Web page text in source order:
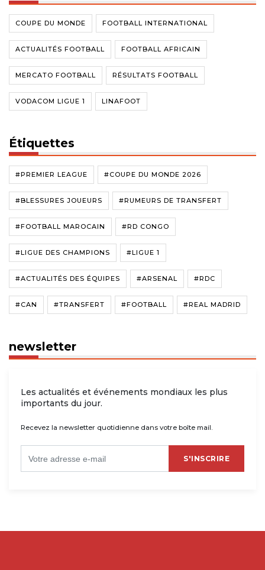
COUPE DU MONDE FOOTBALL INTERNATIONAL
ACTUALITÉS FOOTBALL FOOTBALL AFRICAIN
MERCATO FOOTBALL RÉSULTATS FOOTBALL
VODACOM LIGUE 1 LINAFOOT
Étiquettes
#PREMIER LEAGUE #COUPE DU MONDE 2026
#BLESSURES JOUEURS #RUMEURS DE TRANSFERT
#FOOTBALL MAROCAIN #RD CONGO
#LIGUE DES CHAMPIONS #LIGUE 1
#ACTUALITÉS DES ÉQUIPES #ARSENAL #RDC
#CAN #TRANSFERT #FOOTBALL #REAL MADRID
newsletter
Les actualités et événements mondiaux les plus
importants du jour.
Recevez la newsletter quotidienne dans votre boîte mail.
S'INSCRIRE